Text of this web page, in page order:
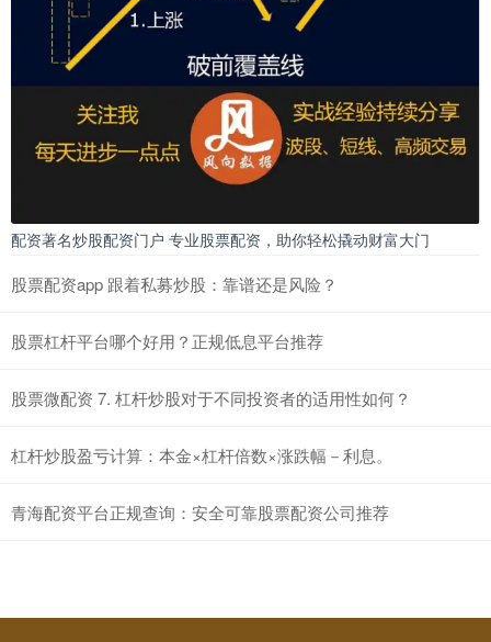
配资著名炒股配资门户 专业股票配资，助你轻松撬动财富大门
股票配资app 跟着私募炒股：靠谱还是风险？
股票杠杆平台哪个好用？正规低息平台推荐
股票微配资 7. 杠杆炒股对于不同投资者的适用性如何？
杠杆炒股盈亏计算：本金×杠杆倍数×涨跌幅－利息。
青海配资平台正规查询：安全可靠股票配资公司推荐